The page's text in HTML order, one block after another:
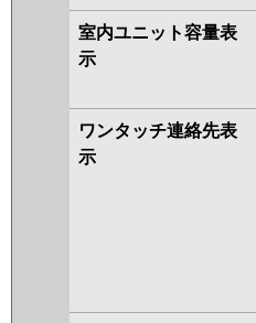
室内ユニット容量表
示
ワンタッチ連絡先表
示